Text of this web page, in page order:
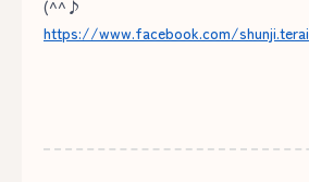
(^^♪
https://www.facebook.com/shunji.terai